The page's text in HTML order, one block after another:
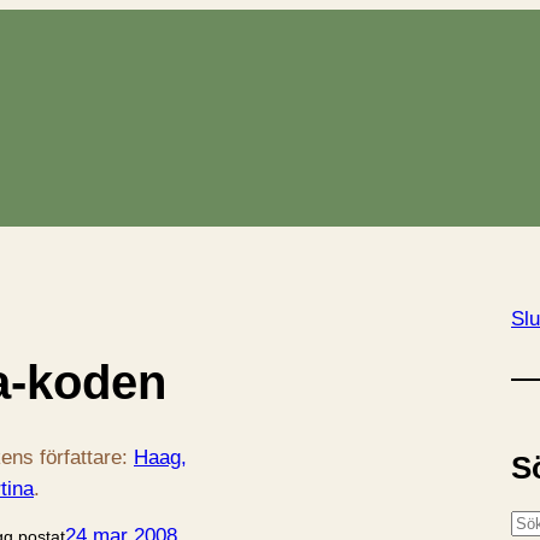
koden
författare: Haag,
.
postat24 mar 2008
S